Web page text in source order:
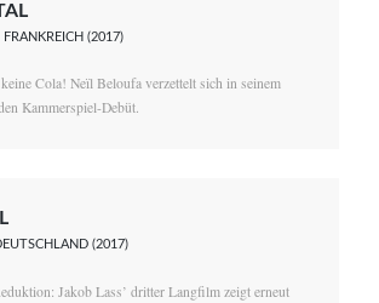
, FRANKREICH (2017)
Cola! Neïl Beloufa verzettelt sich in seinem
Kammerspiel-Debüt.
(2017)
Jakob Lass’ dritter Langfilm zeigt erneut